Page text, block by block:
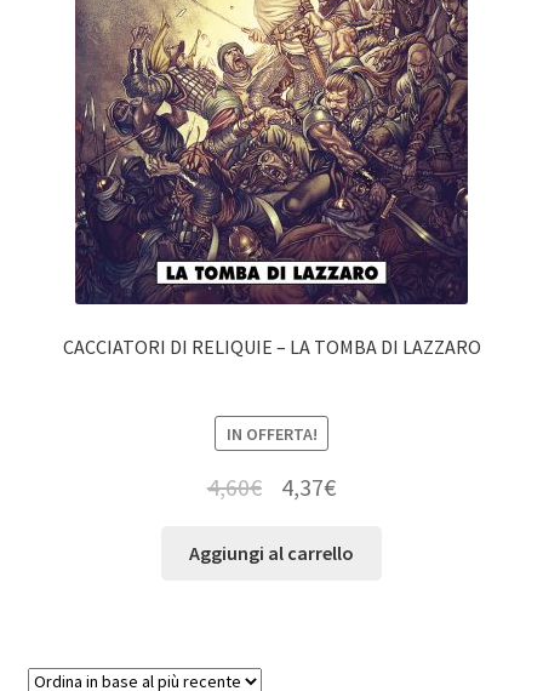
CACCIATORI DI RELIQUIE – LA TOMBA DI LAZZARO
IN OFFERTA!
4,60€ 4,37€
Aggiungi al carrello